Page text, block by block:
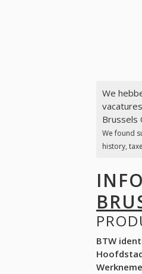
We
Brussels
We found
history,
BTW